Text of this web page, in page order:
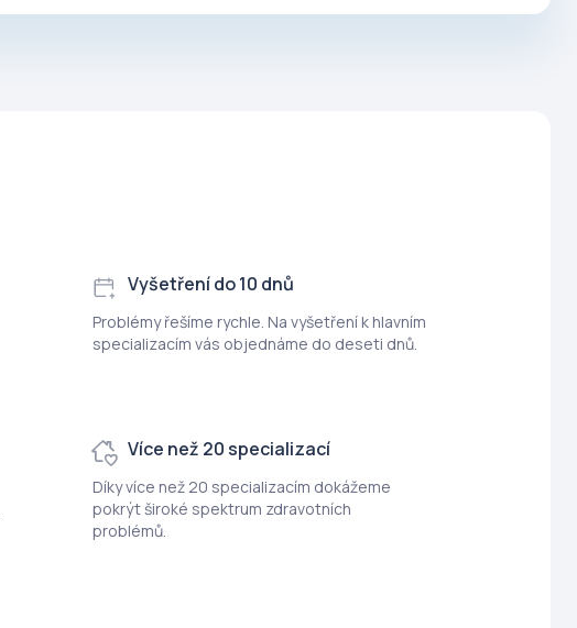
Vyšetření do 10 dnů
Problémy řešíme rychle. Na vyšetření k hlavním
specializacím vás objednáme do deseti dnů.
Více než 20 specializací
Díky více než 20 specializacím dokážeme
pokrýt široké spektrum zdravotních
problémů.